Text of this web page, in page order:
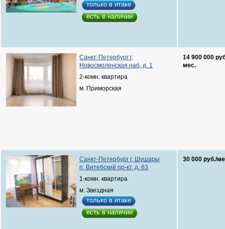
только в итаке
есть в наличии
Санкт-Петербург г,
Новосмоленская наб, д. 1
2-комн. квартира
м. Приморская
14 900 000
мес.
Санкт-Петербург г, Шушары
п, Витебский пр-кт, д. 63
1-комн. квартира
м. Звездная
только в итаке
есть в наличии
30 000 руб./